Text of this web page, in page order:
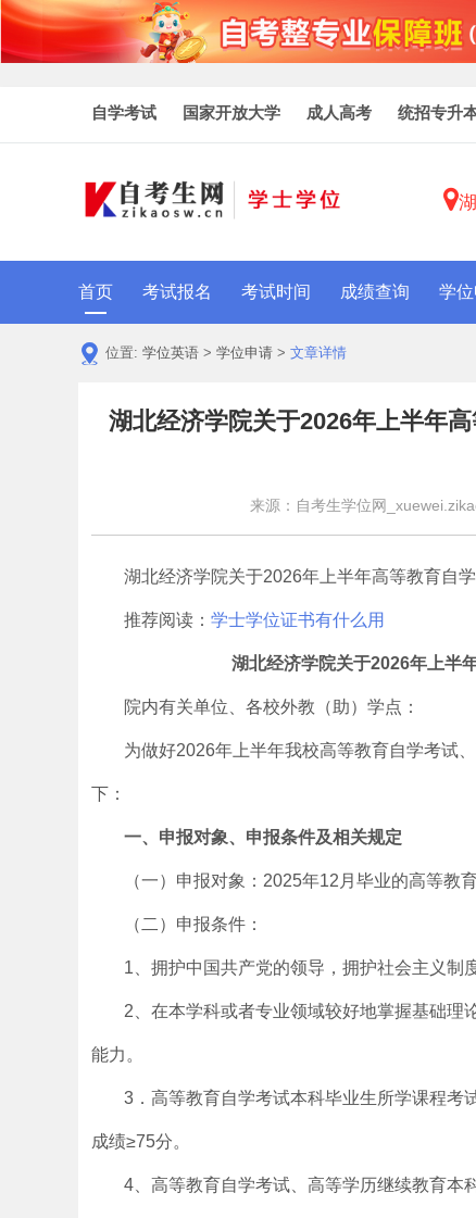
自学考试 国家开放大学 成人高考 统招专升
首页 考试报名 考试时间 成绩查询 学
位置: 学位英语 > 学位申请 > 文章详情
湖北经济学院关于2026年上半年
来源：自考生学位网
湖北经济学院关于2026年上半年高等教育自
推荐阅读： 学士学位证书有什么用
湖北经济学院关于2026年上半
院内有关单位、各校外教（助）学点：
为做好2026年上半年我校高等教育自学考试
下：
一、申报对象、申报条件及相关规定
（一）申报对象：2025年12月毕业的高等教
（二）申报条件：
1、拥护中国共产党的领导，拥护社会主义制
2、在本学科或者专业领域较好地掌握基础理
能力。
3．高等教育自学考试本科毕业生所学课程考
成绩≥75分。
4、高等教育自学考试、高等学历继续教育本